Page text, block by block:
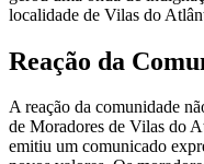
localidade de Vilas do
Reação da
A reação da comunidade
de Moradores de Vilas do
emitiu um comunicado